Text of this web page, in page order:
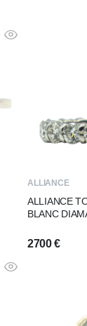
ALLIANCE
ALLIANCE
BLANC
2700€